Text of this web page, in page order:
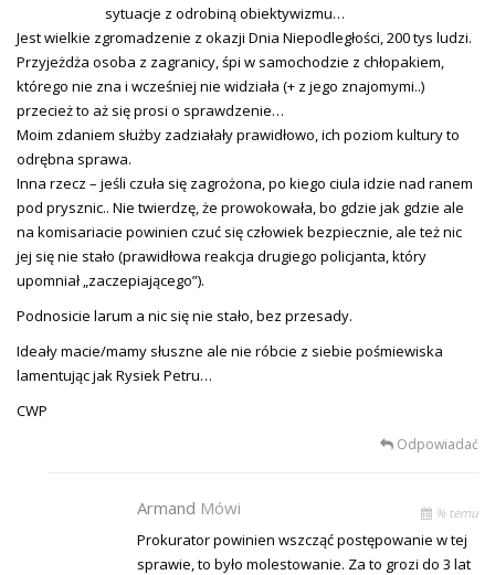
sytuacje z odrobiną obiektywizmu…
Jest wielkie zgromadzenie z okazji Dnia Niepodległości, 200 tys ludzi.
Przyjeżdża osoba z zagranicy, śpi w samochodzie z chłopakiem,
którego nie zna i wcześniej nie widziała (+ z jego znajomymi..)
przecież to aż się prosi o sprawdzenie…
Moim zdaniem służby zadziałały prawidłowo, ich poziom kultury to
odrębna sprawa.
Inna rzecz – jeśli czuła się zagrożona, po kiego ciula idzie nad ranem
pod prysznic.. Nie twierdzę, że prowokowała, bo gdzie jak gdzie ale
na komisariacie powinien czuć się człowiek bezpiecznie, ale też nic
jej się nie stało (prawidłowa reakcja drugiego policjanta, który
upomniał „zaczepiającego”).
Podnosicie larum a nic się nie stało, bez przesady.
Ideały macie/mamy słuszne ale nie róbcie z siebie pośmiewiska
lamentując jak Rysiek Petru…
CWP
Odpowiadać
Armand Mówi % temu
Prokurator powinien wszcząć postępowanie w tej
sprawie, to było molestowanie. Za to grozi do 3 lat